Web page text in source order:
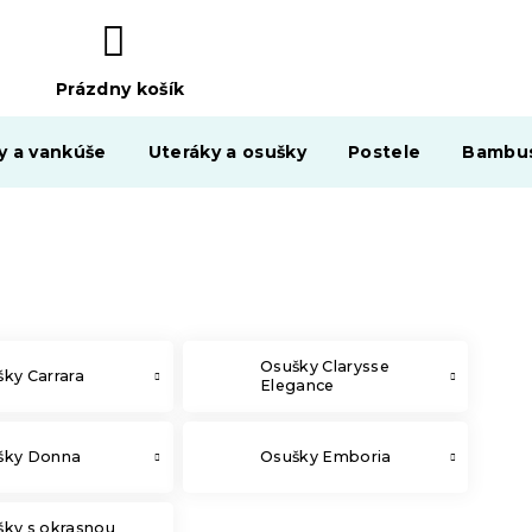
NÁKUPNÝ
KOŠÍK
Prázdny košík
a vankúše Uteráky a osušky Postele
Carrara
Osušky Clarysse
Elegance
Donna Osušky Emboria
s okrasnou